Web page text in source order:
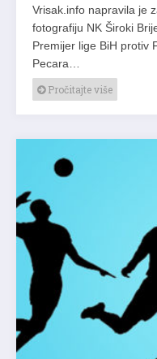
Vrisak.info napravila je
fotografiju NK Široki
Premijer lige BiH protiv
Pecara…
Pročitajte više